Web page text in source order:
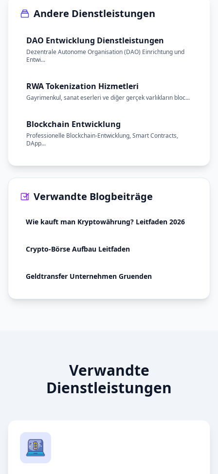
Andere Dienstleistungen
DAO Entwicklung Dienstleistungen
Dezentrale Autonome Organisation (DAO) Einrichtung und
Entwi...
RWA Tokenization Hizmetleri
Gayrimenkul, sanat eserleri ve diğer gerçek varlıkların bloc...
Blockchain Entwicklung
Professionelle Blockchain-Entwicklung, Smart Contracts,
DApp...
Verwandte Blogbeiträge
Wie kauft man Kryptowährung? Leitfaden 2026
Crypto-Börse Aufbau Leitfaden
Geldtransfer Unternehmen Gruenden
Verwandte
Dienstleistungen